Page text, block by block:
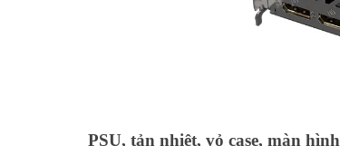
PSU, tản nhiệt, vỏ case, màn hình